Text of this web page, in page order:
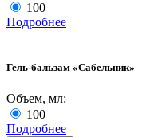
100
Подробнее
Гель-бальзам «Сабельник»
Объем, мл:
100
Подробнее